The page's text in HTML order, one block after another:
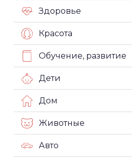
Здоровье
Красота
Обучение, развитие
Дети
Дом
Животные
Авто